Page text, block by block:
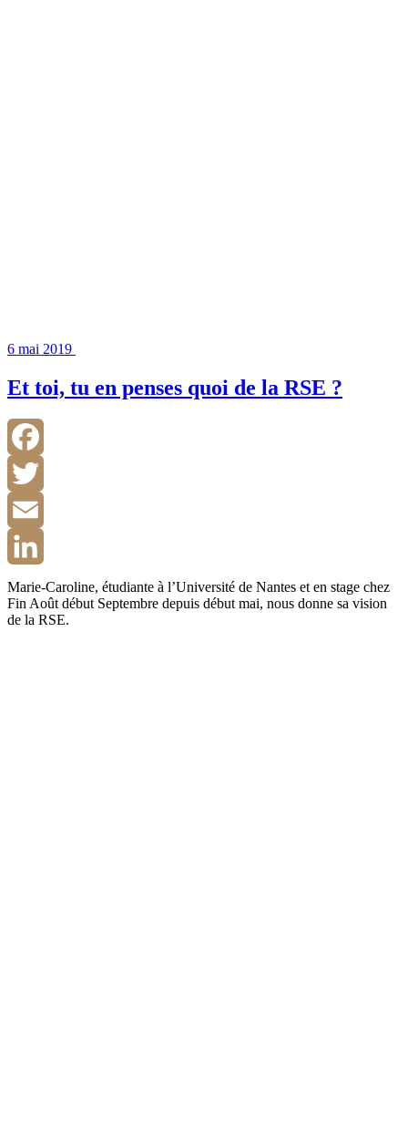
6 mai 2019
Et toi, tu en penses quoi de la RSE ?
Facebook
Twitter
Email
LinkedIn
Marie-Caroline, étudiante à l’Université de Nantes et en stage chez
Fin Août début Septembre depuis début mai, nous donne sa vision
de la RSE.